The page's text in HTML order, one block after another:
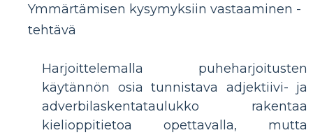
Ymmärtämisen kysymyksiin vastaaminen -
tehtävä
Harjoittelemalla puheharjoitusten
käytännön osia tunnistava adjektiivi- ja
adverbilaskentataulukko rakentaa
kielioppitietoa opettavalla, mutta